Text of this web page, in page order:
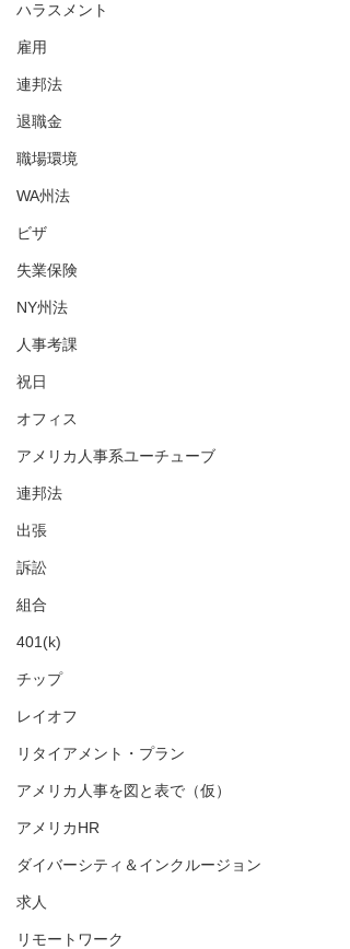
ハラスメント
雇用
連邦法
退職金
職場環境
WA州法
ビザ
失業保険
NY州法
人事考課
祝日
オフィス
アメリカ人事系ユーチューブ
連邦法
出張
訴訟
組合
401(k)
チップ
レイオフ
リタイアメント・プラン
アメリカ人事を図と表で（仮）
アメリカHR
ダイバーシティ＆インクルージョン
求人
リモートワーク